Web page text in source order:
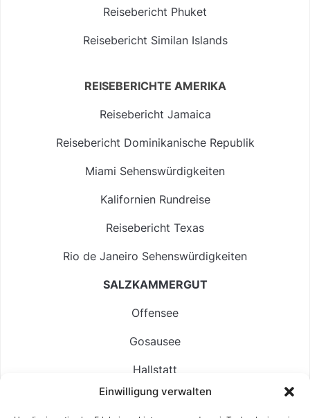
Einwilligung verwalten
Reisebericht Phuket
Reisebericht Similan Islands
REISEBERICHTE AMERIKA
Reisebericht Jamaica
Reisebericht Dominikanische Republik
Miami Sehenswürdigkeiten
Kalifornien Rundreise
Reisebericht Texas
Rio de Janeiro Sehenswürdigkeiten
SALZKAMMERGUT
Offensee
Gosausee
Hallstatt
Langbathsee